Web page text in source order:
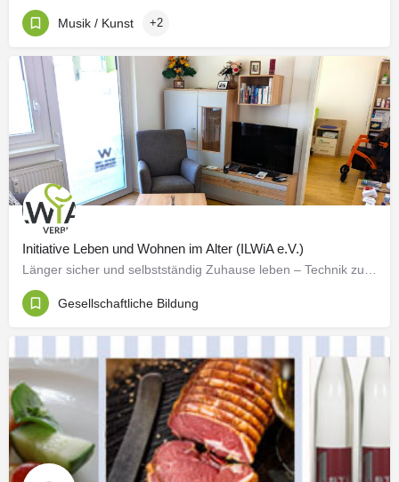
Sollten sie sich innerhalb dieses Internetangebotes
Dateien runterladen, so erfolgt die Nutzung der
Programme/Skripte aus unserem Download-Verzeichnis
auf eigene Gefahr. Für evtl. Schäden an EDV-Systemen
oder anderen Anlagen übernehmen wir keinerlei
Haftung.
Bildnachweis
Fotos: Christian Berger, Pexels
(https://www.pexels.com/de-de/)
Kartennachweis
Auf der Internetseite werden Links der Website „Google
Maps“ verwendet.
Inhalt des Onlineangebots
Der Autor übernimmt keinerlei Gewähr für die Aktualität,
Korrektheit, Vollständigkeit oder Qualität der
bereitgestellten Informationen. Haftungsansprüche
gegen den Autor, welche sich auf Schäden materieller
oder ideeller Art beziehen, die durch die Nutzung oder
Nichtnutzung der dargebotenen Informationen bzw.
durch die Nutzung fehlerhafter und unvollständiger
Informationen verursacht wurden, sind grundsätzlich
Musik / Kunst +2
Initiative Leben und Wohnen im Alter (ILWiA e.V.)
Gesellschaftliche Bildung